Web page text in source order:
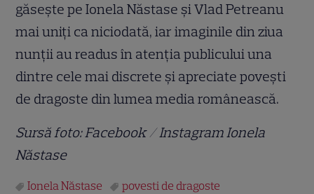
găsește pe Ionela Năstase și Vlad Petreanu
mai uniți ca niciodată, iar imaginile din ziua
nunții au readus în atenția publicului una
dintre cele mai discrete și apreciate povești
de dragoste din lumea media românească.
Sursă foto: Facebook / Instagram Ionela
Năstase
Ionela Năstase povesti de dragoste